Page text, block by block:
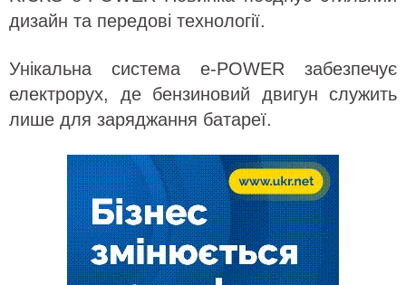
дизайн та передові технології.
Унікальна система e-POWER забезпечує
електрорух, де бензиновий двигун служить
лише для заряджання батареї.